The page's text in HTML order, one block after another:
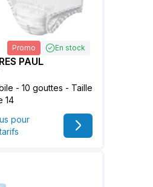
Promo En stock
PAUL
- 10 gouttes - Taille
14
pour